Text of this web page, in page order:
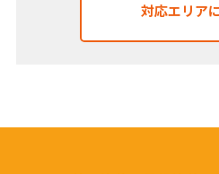
対応エリア